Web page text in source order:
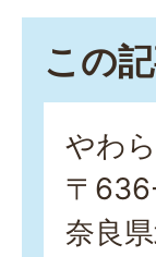
この
やわ
〒
奈良